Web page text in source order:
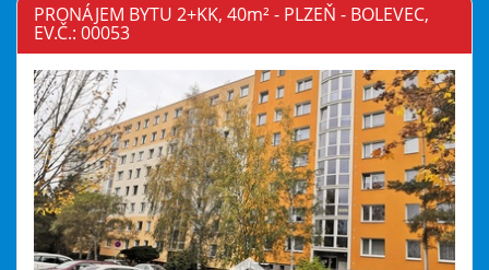
PRONÁJEM BYTU 2+KK, 40m² - PLZEŇ - BOLEVEC,
EV.Č.: 00053